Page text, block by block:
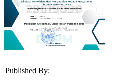
Published By: